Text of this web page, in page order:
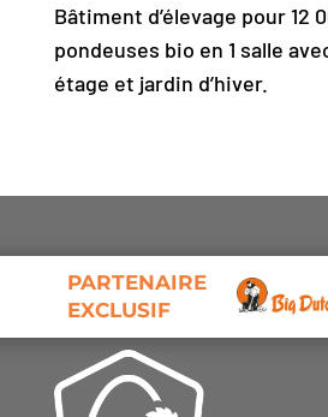
Bâtiment d’élevage pour 12
pondeuses bio en 1 salle
étage et jardin d’hiver.
PARTENAIRE
EXCLUSIF